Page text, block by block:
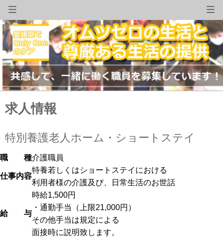
求人情報
特別養護老人ホーム・ショートステイ
職 種介護職員
仕事内容
特養若しくはショートステイにおける
利用者様の介護及び、日常生活のお世話
給 与
時給1,500円
・通勤手当（上限21,000円）
その他手当は規定による
面接時に説明致します。